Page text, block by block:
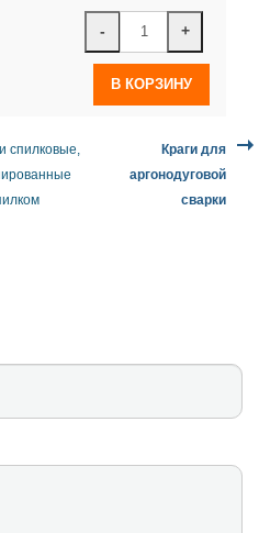
- +
спилковые,
Краги для
аргонодуговой
сварки